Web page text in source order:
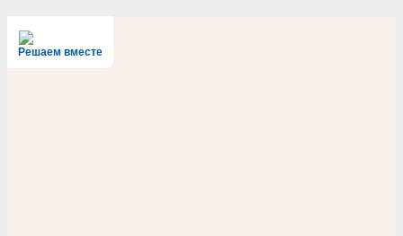
Решаем вместе